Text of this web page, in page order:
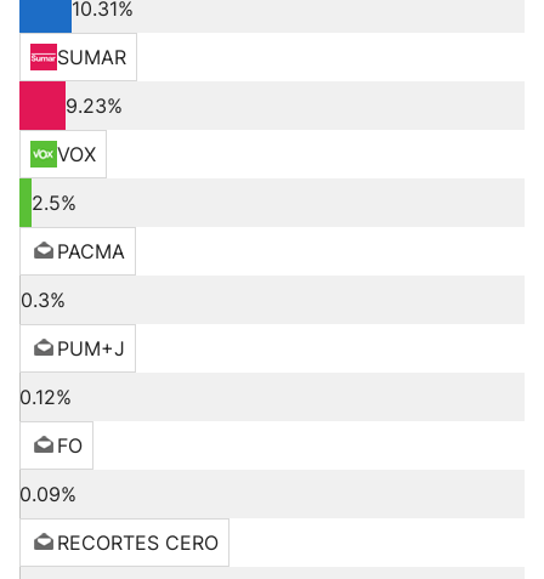
10.31%
SUMAR
9.23%
VOX
2.5%
PACMA
0.3%
PUM+J
0.12%
FO
0.09%
RECORTES CERO